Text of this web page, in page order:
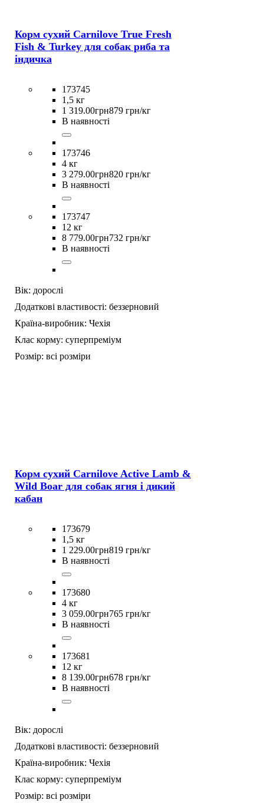
Корм сухий Carnilove True Fresh
Fish & Turkey для cобак риба та
індичка
173745
1,5 кг
1 319.00грн879 грн/кг
В наявності
173746
4 кг
3 279.00грн820 грн/кг
В наявності
173747
12 кг
8 779.00грн732 грн/кг
В наявності
Вік: дорослі
Додаткові властивості: беззерновий
Країна-виробник: Чехія
Клас корму: суперпреміум
Розмір: всі розміри
Корм сухий Carnilove Active Lamb &
Wild Boar для собак ягня і дикий
кабан
173679
1,5 кг
1 229.00грн819 грн/кг
В наявності
173680
4 кг
3 059.00грн765 грн/кг
В наявності
173681
12 кг
8 139.00грн678 грн/кг
В наявності
Вік: дорослі
Додаткові властивості: беззерновий
Країна-виробник: Чехія
Клас корму: суперпреміум
Розмір: всі розміри